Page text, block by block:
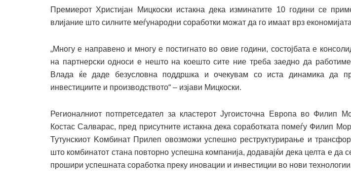
Премиерот Христијан Мицкоски истакна дека изминатите 10 години се
влијание што силните меѓународни соработки можат да го имаат врз
„Многу е направено и многу е постигнато во овие години, состојбата е
на партнерски односи е нешто на коешто сите ние треба заедно да
Влада ќе даде безусловна поддршка и очекувам со иста динамика да
инвестициите и производството“ – изјави Мицкоски.
Регионалниот потпретседател за кластерот Југоисточна Европа во Филип
Костас Салварас, пред присутните истакна дека соработката помеѓу Филип
Тутунскиот Kомбинат Прилеп овозможи успешно реструктурирање и
што комбинатот стана повторно успешна компанија, додавајќи дека целта е да
прошири успешната соработка преку иновации и инвестиции во нови